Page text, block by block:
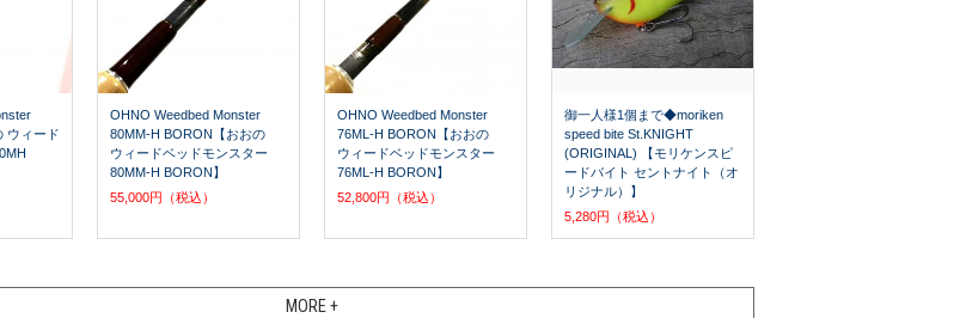
ウィード
OHNO Weedbed Monster
80MM-H BORON【おおの
ウィードベッドモンスター
80MM-H BORON】
55,000円（税込）
OHNO Weedbed Monster
76ML-H BORON【おおの
ウィードベッドモンスター
76ML-H BORON】
52,800円（税込）
御一人様1個まで◆moriken
speed bite St.KNIGHT
(ORIGINAL) 【モリケンスピ
ードバイト セントナイト（オ
リジナル）】
5,280円（税込）
MORE +